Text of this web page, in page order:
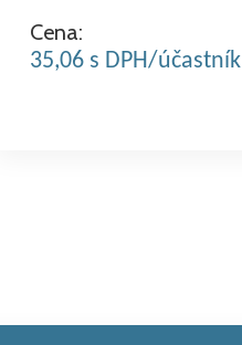
Cena:
35,06 s DPH/účastník